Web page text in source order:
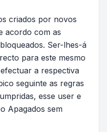
criados por novos
acordo com as
Ser-lhes-á
para este mesmo
a respectiva
seguinte as regras
esse user e
Apagados sem